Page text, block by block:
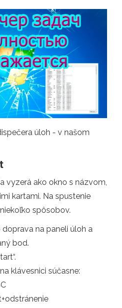
úloh - v našom
vyzerá ako okno s názvom,
kartami. Na spustenie
spôsobov.
na paneli úloh a
bod.
klávesnici súčasne: